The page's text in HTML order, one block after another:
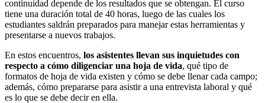
continuidad depende de los resultados que se obtengan. El curso
tiene una duración total de 40 horas, luego de las cuales los
estudiantes saldrán preparados para manejar estas herramientas y
presentarse a nuevos trabajos.
En estos encuentros, los asistentes llevan sus inquietudes con
respecto a cómo diligenciar una hoja de vida, qué tipo de
formatos de hoja de vida existen y cómo se debe llenar cada campo;
además, cómo prepararse para asistir a una entrevista laboral y qué
es lo que se debe decir en ella.